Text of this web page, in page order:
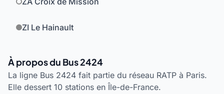
ZI Le Hainault
À propos du Bus 2424
La ligne Bus 2424 fait partie du réseau RATP à Paris.
Elle dessert 10 stations en Île-de-France.